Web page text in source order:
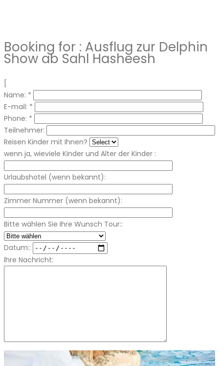
Booking for : Ausflug zur Delphin
Show ab Sahl Hasheesh
Name: *
E-mail: *
Phone: *
Teilnehmer:
Reisen Kinder mit Ihnen?
wenn ja, wieviele Kinder und Alter der Kinder :
Urlaubshotel (wenn bekannt):
Zimmer Nummer (wenn bekannt):
Bitte wählen Sie Ihre Wunsch Tour::
Datum::
Ihre Nachricht: